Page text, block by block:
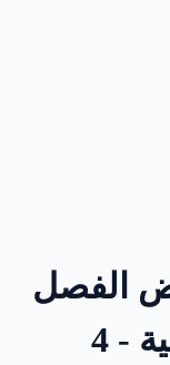
48 - فرض الفصل
الثالث - العلوم الفيزيائية - 4